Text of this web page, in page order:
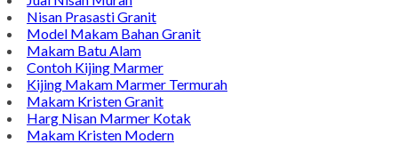
Nisan Prasasti Granit
Model Makam Bahan Granit
Makam Batu Alam
Contoh Kijing Marmer
Kijing Makam Marmer Termurah
Makam Kristen Granit
Harg Nisan Marmer Kotak
Makam Kristen Modern